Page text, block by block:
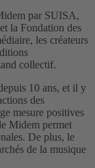
par SUISA,
la Fondation des
les créateurs
collectif.
10 ans, et il y
des
mesure positives
Midem permet
De plus, le
de la musique